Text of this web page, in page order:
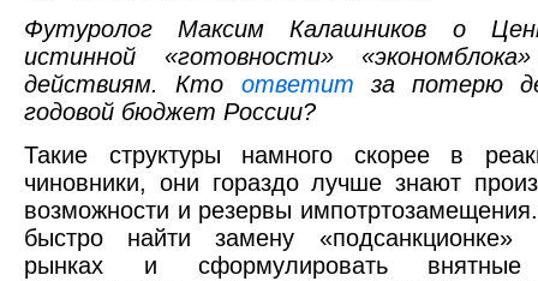
Футуролог Максим Калашников о
истинной «готовности»
действиям. Кто ответит за потерю
годовой бюджет России?
Такие структуры намного скорее в
чиновники, они гораздо лучше знают
возможности и резервы
быстро найти замену
рынках и сформулировать внятные